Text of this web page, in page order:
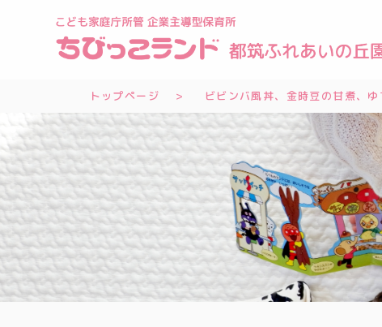
トップページ ビビンバ風丼、金時豆の甘煮、